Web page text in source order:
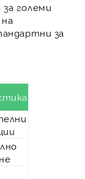
за големи
за